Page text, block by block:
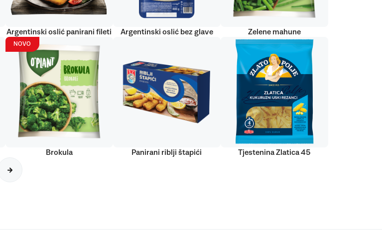
Argentinski oslić panirani fileti Argentinski oslić bez glave Zelene mahune
NOVO
Brokula Panirani riblji štapići Tjestenina Zlatica 45